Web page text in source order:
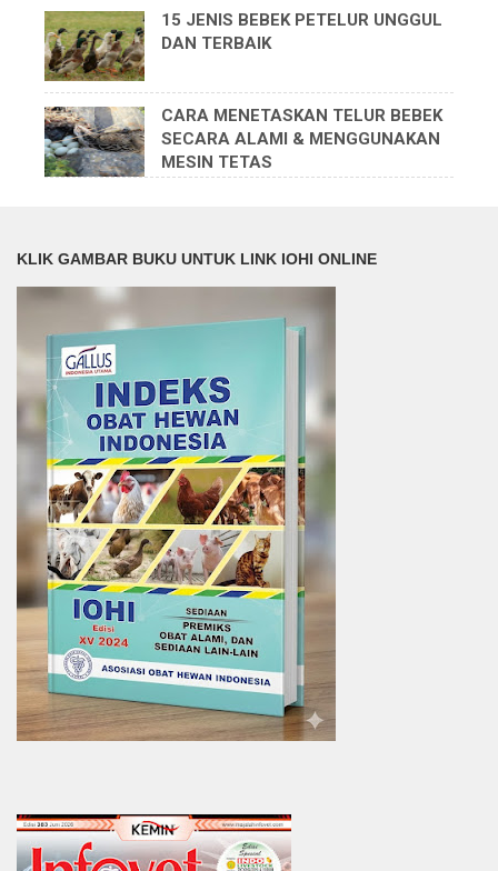
15 JENIS BEBEK PETELUR UNGGUL
DAN TERBAIK
CARA MENETASKAN TELUR BEBEK
SECARA ALAMI & MENGGUNAKAN
MESIN TETAS
KLIK GAMBAR BUKU UNTUK LINK IOHI ONLINE